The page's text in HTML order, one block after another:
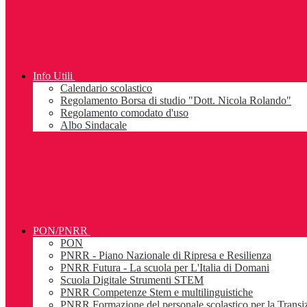
Info Utili
Calendario scolastico
Regolamento Borsa di studio "Dott. Nicola Rolando"
Regolamento comodato d'uso
Albo Sindacale
PON/PNRR
PON
PNRR - Piano Nazionale di Ripresa e Resilienza
PNRR Futura - La scuola per L'Italia di Domani
Scuola Digitale Strumenti STEM
PNRR Competenze Stem e multilinguistiche